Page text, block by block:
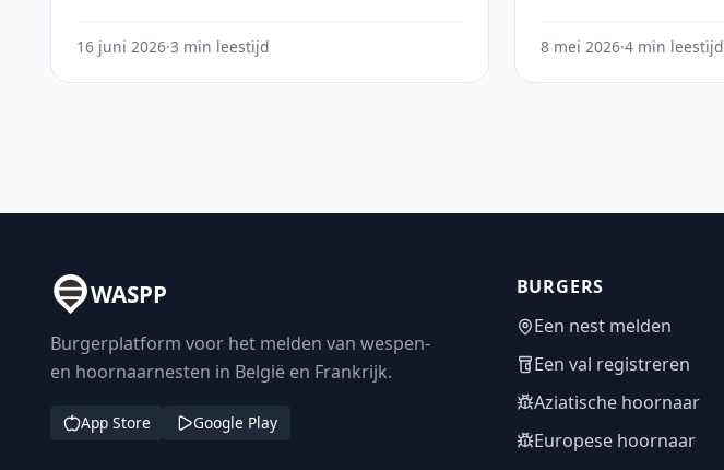
16 juni 2026·3 min leestijd 8 mei 2026·4 min leestijd
WASPP
Burgerplatform voor het melden van wespen-
en hoornaarnesten in België en Frankrijk.
App Store Google Play
BURGERS
Een nest melden
Een val registreren
Aziatische hoornaar
Europese hoornaar